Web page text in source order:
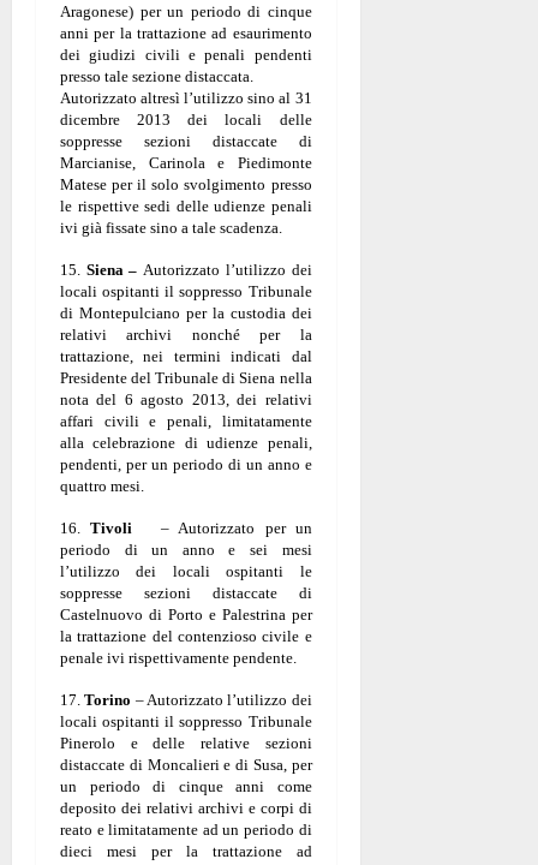
Aragonese) per un periodo di cinque
anni per la trattazione ad esaurimento
dei giudizi civili e penali pendenti
presso tale sezione distaccata.
Autorizzato altresì l’utilizzo sino al 31
dicembre 2013 dei locali delle
soppresse sezioni distaccate di
Marcianise, Carinola e Piedimonte
Matese per il solo svolgimento presso
le rispettive sedi delle udienze penali
ivi già fissate sino a tale scadenza.
15. Siena – Autorizzato l’utilizzo dei
locali ospitanti il soppresso Tribunale
di Montepulciano per la custodia dei
relativi archivi nonché per la
trattazione, nei termini indicati dal
Presidente del Tribunale di Siena nella
nota del 6 agosto 2013, dei relativi
affari civili e penali, limitatamente
alla celebrazione di udienze penali,
pendenti, per un periodo di un anno e
quattro mesi.
16.Tivoli – Autorizzato per un
periodo di un anno e sei mesi
l’utilizzo dei locali ospitanti le
soppresse sezioni distaccate di
Castelnuovo di Porto e Palestrina per
la trattazione del contenzioso civile e
penale ivi rispettivamente pendente.
17.Torino – Autorizzato l’utilizzo dei
locali ospitanti il soppresso Tribunale
Pinerolo e delle relative sezioni
distaccate di Moncalieri e di Susa, per
un periodo di cinque anni come
deposito dei relativi archivi e corpi di
reato e limitatamente ad un periodo di
dieci mesi per la trattazione ad